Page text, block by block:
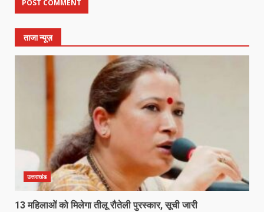
ताजा न्यूज़
उत्तराखंड
13 महिलाओं को मिलेगा तीलू रौतेली पुरस्कार, सूची जारी